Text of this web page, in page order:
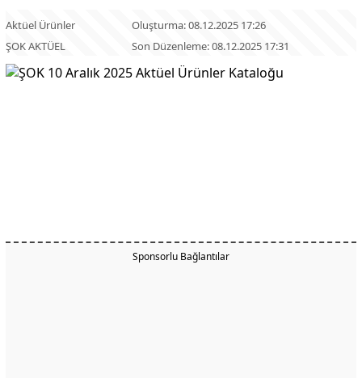
Aktüel Ürünler
ŞOK AKTÜEL
Oluşturma: 08.12.2025 17:26
Son Düzenleme: 08.12.2025 17:31
Sponsorlu Bağlantılar